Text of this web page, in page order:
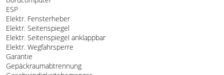
ESP
Elektr. Fensterheber
Elektr. Seitenspiegel
Elektr. Seitenspiegel anklappbar
Elektr. Wegfahrsperre
Garantie
Gepäckraumabtrennung